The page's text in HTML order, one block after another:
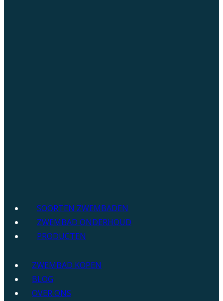
SOORTEN ZWEMBADEN
ZWEMBAD ONDERHOUD
PRODUCTEN
ZWEMBAD KOPEN
BLOG
OVER ONS